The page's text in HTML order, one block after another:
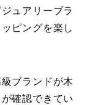
ュアリーブラ
ピングを楽し
ブランドが木
確認できてい